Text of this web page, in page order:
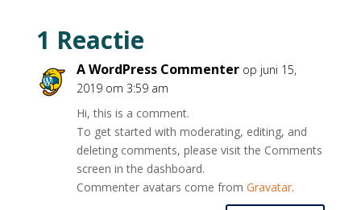
1 Reactie
A WordPress Commenter op juni 15,
2019 om 3:59 am
Hi, this is a comment.
To get started with moderating, editing, and
deleting comments, please visit the Comments
screen in the dashboard.
Commenter avatars come from Gravatar.